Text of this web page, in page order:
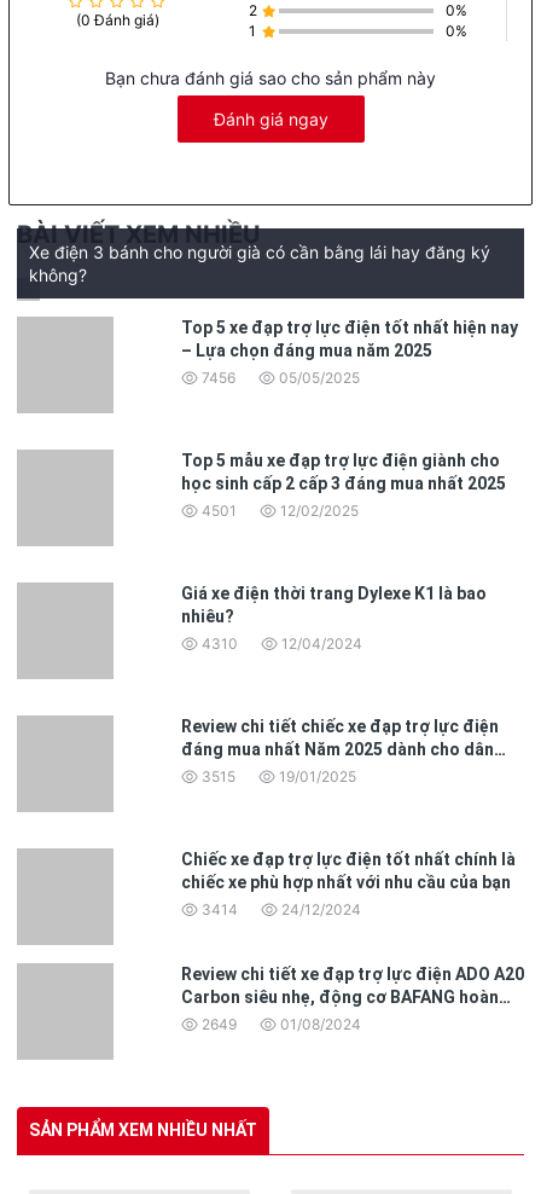
(0 Đánh giá)
2
0%
1
0%
Bạn chưa đánh giá sao cho sản phẩm này
Đánh giá ngay
BÀI VIẾT XEM NHIỀU
Xe điện 3 bánh cho người già có cần bằng lái hay đăng ký
không?
Top 5 xe đạp trợ lực điện tốt nhất hiện nay
– Lựa chọn đáng mua năm 2025
7456 05/05/2025
Top 5 mẫu xe đạp trợ lực điện giành cho
học sinh cấp 2 cấp 3 đáng mua nhất 2025
4501 12/02/2025
Giá xe điện thời trang Dylexe K1 là bao
nhiêu?
4310 12/04/2024
Review chi tiết chiếc xe đạp trợ lực điện
đáng mua nhất Năm 2025 dành cho dân
văn phòng
3515 19/01/2025
Chiếc xe đạp trợ lực điện tốt nhất chính là
chiếc xe phù hợp nhất với nhu cầu của bạn
3414 24/12/2024
Review chi tiết xe đạp trợ lực điện ADO A20
Carbon siêu nhẹ, động cơ BAFANG hoàn
toàn mới
2649 01/08/2024
SẢN PHẨM XEM NHIỀU NHẤT